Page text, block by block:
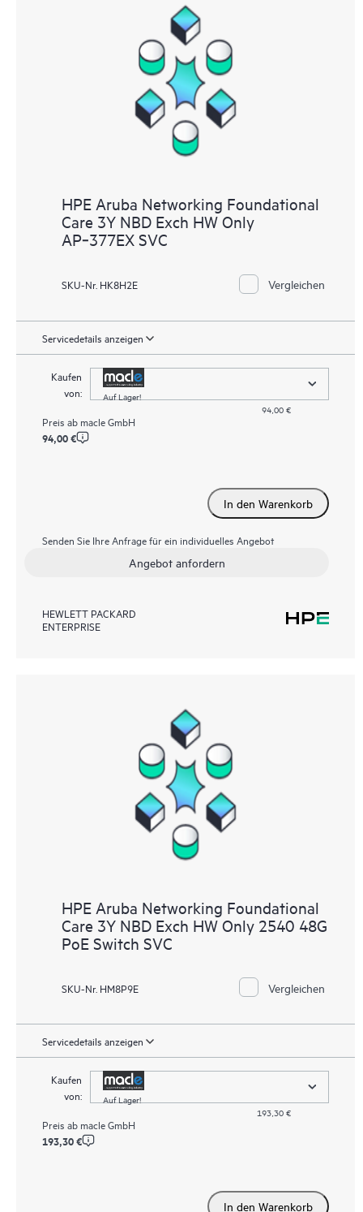
HPE Aruba Networking Foundational
Care 3Y NBD Exch HW Only
AP‑377EX SVC
SKU-Nr. HK8H2E Vergleichen
Servicedetails anzeigen
Kaufen
von:
Auf Lager!
94,00 €
Preis ab macle GmbH
94,00 €
In den Warenkorb
Senden Sie Ihre Anfrage für ein individuelles Angebot
Angebot anfordern
HEWLETT PACKARD
ENTERPRISE
HPE Aruba Networking Foundational
Care 3Y NBD Exch HW Only 2540 48G
PoE Switch SVC
SKU-Nr. HM8P9E Vergleichen
Servicedetails anzeigen
Kaufen
von:
Auf Lager!
193,30 €
Preis ab macle GmbH
193,30 €
In den Warenkorb